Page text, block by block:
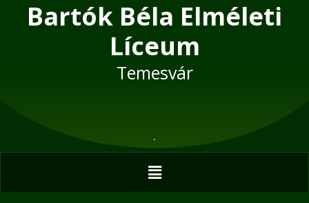
Bartók Béla Elméleti
Líceum
Temesvár
Menu
Post
navigation